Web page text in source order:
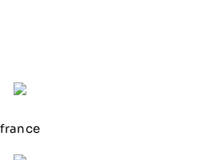
france